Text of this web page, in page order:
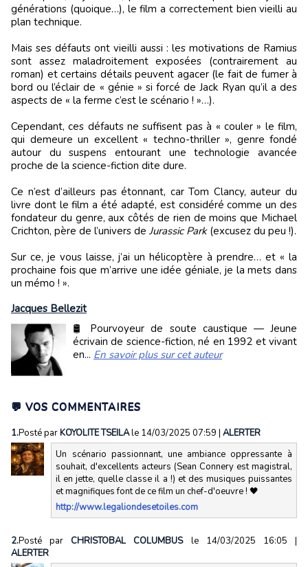
générations (quoique…), le film a correctement bien vieilli au
plan technique.
Mais ses défauts ont vieilli aussi : les motivations de Ramius
sont assez maladroitement exposées (contrairement au
roman) et certains détails peuvent agacer (le fait de fumer à
bord ou l’éclair de « génie » si forcé de Jack Ryan qu’il a des
aspects de « la ferme c’est le scénario ! »…).
Cependant, ces défauts ne suffisent pas à « couler » le film,
qui demeure un excellent « techno-thriller », genre fondé
autour du suspens entourant une technologie avancée
proche de la science-fiction dite dure.
Ce n’est d’ailleurs pas étonnant, car Tom Clancy, auteur du
livre dont le film a été adapté, est considéré comme un des
fondateur du genre, aux côtés de rien de moins que Michael
Crichton, père de l’univers de Jurassic Park(excusez du peu !).
Sur ce, je vous laisse, j’ai un hélicoptère à prendre… et « la
prochaine fois que m’arrive une idée géniale, je la mets dans
un mémo ! ».
Jacques Bellezit
🛢️ Pourvoyeur de soute caustique — Jeune
écrivain de science-fiction, né en 1992 et vivant
en... En savoir plus sur cet auteur
💬 VOS COMMENTAIRES
1.Posté parKOYOLITE TSEILAle 14/03/2025 07:59 | ALERTER
Un scénario passionnant, une ambiance oppressante à
souhait, d'excellents acteurs (Sean Connery est magistral,
il en jette, quelle classe il a !) et des musiques puissantes
et magnifiques font de ce film un chef-d'oeuvre ! 🖤
http://www.legaliondesetoiles.com
2.Posté parCHRISTOBAL COLUMBUS le 14/03/2025 16:05|
ALERTER